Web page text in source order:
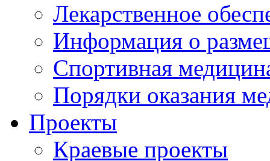
Лекарственное
Информация о
Спортивная
Порядки оказания
Проекты
Краевые проекты